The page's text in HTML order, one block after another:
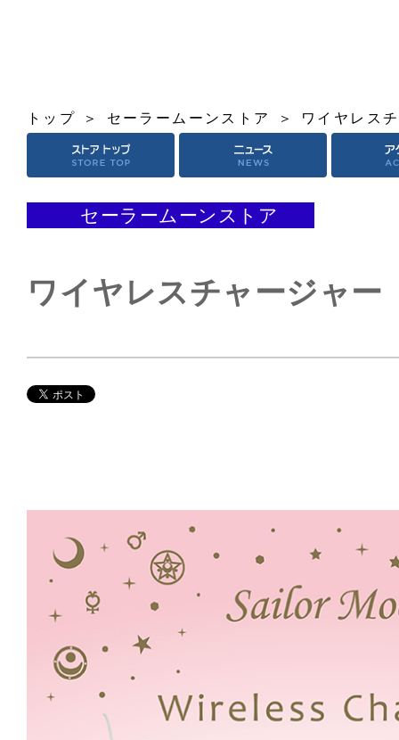
トップ セーラームーンストア ワイヤレス
セーラームーンストア
ワイヤレスチャージャー